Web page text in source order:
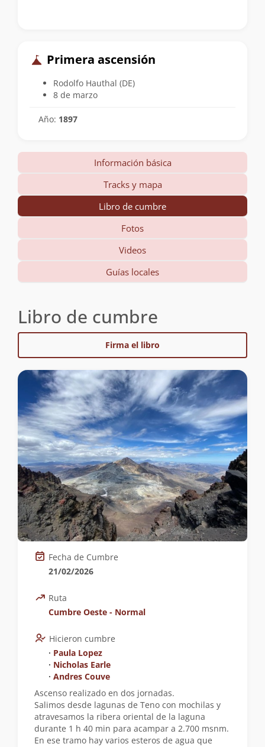
Primera ascensión
Rodolfo Hauthal (DE)
8 de marzo
Año: 1897
Información básica
Tracks y mapa
Libro de cumbre
Fotos
Videos
Guías locales
Libro de cumbre
Firma el libro
Fecha de Cumbre
21/02/2026
Ruta
Cumbre Oeste - Normal
Hicieron cumbre
∙ Paula Lopez
∙ Nicholas Earle
∙ Andres Couve
Ascenso realizado en dos jornadas.
Salimos desde lagunas de Teno con mochilas y
atravesamos la ribera oriental de la laguna
durante 1 h 40 min para acampar a 2.700 msnm.
En ese tramo hay varios esteros de agua que